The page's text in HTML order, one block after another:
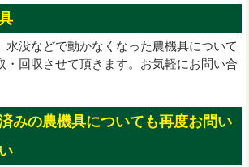
水没などで動かなくなった農機具について
・回収させて頂きます。お気軽にお問い合
みの農機具についても再度お問い